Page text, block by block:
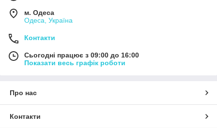
м. Одеса
Одеса, Україна
Контакти
Сьогодні працює з 09:00 до 16:00
Показати весь графік роботи
Про нас
Контакти